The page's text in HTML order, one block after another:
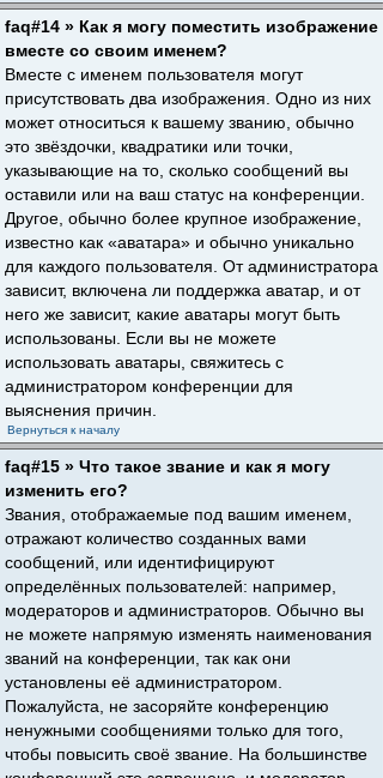
faq#14 » Как я могу поместить изображение
вместе со своим именем?
Вместе с именем пользователя могут
присутствовать два изображения. Одно из них
может относиться к вашему званию, обычно
это звёздочки, квадратики или точки,
указывающие на то, сколько сообщений вы
оставили или на ваш статус на конференции.
Другое, обычно более крупное изображение,
известно как «аватара» и обычно уникально
для каждого пользователя. От администратора
зависит, включена ли поддержка аватар, и от
него же зависит, какие аватары могут быть
использованы. Если вы не можете
использовать аватары, свяжитесь с
администратором конференции для
выяснения причин.
Вернуться к началу
faq#15 » Что такое звание и как я могу
изменить его?
Звания, отображаемые под вашим именем,
отражают количество созданных вами
сообщений, или идентифицируют
определённых пользователей: например,
модераторов и администраторов. Обычно вы
не можете напрямую изменять наименования
званий на конференции, так как они
установлены её администратором.
Пожалуйста, не засоряйте конференцию
ненужными сообщениями только для того,
чтобы повысить своё звание. На большинстве